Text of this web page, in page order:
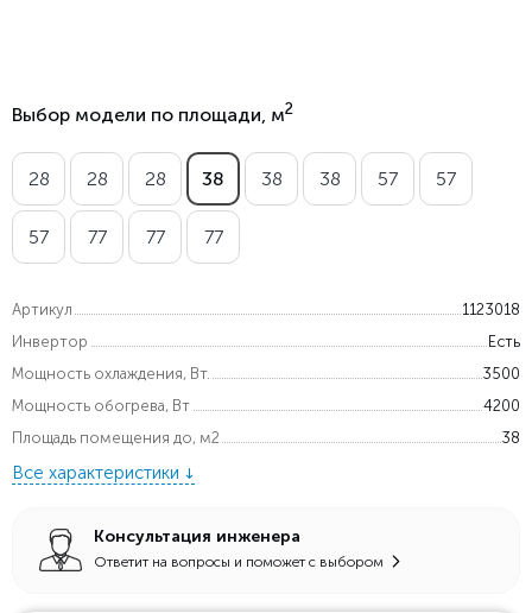
Выбор модели по площади, м2
28 28 28 38 38 38 57 57
57 77 77 77
Артикул
1123018
Инвертор
Есть
Мощность охлаждения, Вт.
3500
Мощность обогрева, Вт
4200
Площадь помещения до, м2
38
Все характеристики
Консультация инженера
Ответит на вопросы и поможет с выбором